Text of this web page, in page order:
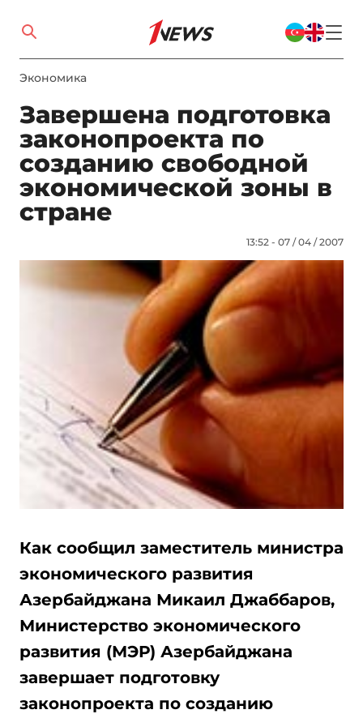
Экономика
Завершена подготовка
законопроекта по
созданию свободной
экономической зоны в
стране
13:52 - 07 / 04 / 2007
Как сообщил заместитель министра
экономического развития
Азербайджана Микаил Джаббаров,
Министерство экономического
развития (МЭР) Азербайджана
завершает подготовку
законопроекта по созданию